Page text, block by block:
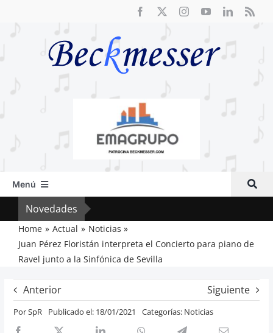
Menú
Inicio
Actual
Artículos
Previos de ópera
Entrevistas
Recomendación
Novedades
Home Actual
Noticias
Juan Pérez Floristán interpreta el Concierto para piano de
Ravel junto a la Sinfónica de Sevilla
Anterior Siguiente
PorSpR Publicado el: 18/01/2021 Categorías: Noticias